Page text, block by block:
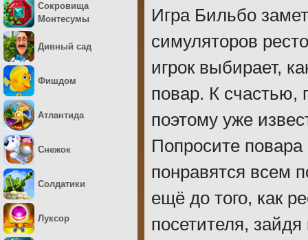
Игра Бильбо
симуляторов
игрок выбирает,
повар. К счастью,
поэтому уже
Попросите
понравятся всем
ещё до того, как
посетителя,
Сокровища
Монтесумы
Дивный сад
Фишдом
Атлантида
Снежок
Солдатики
Луксор